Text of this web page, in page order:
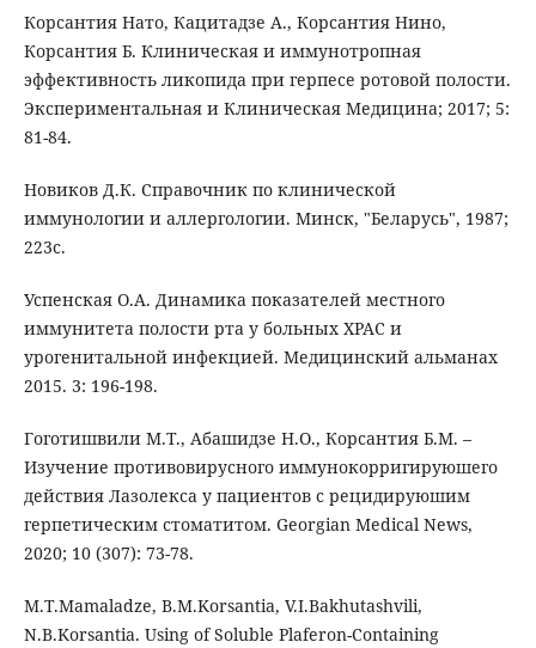
Корсантия Нато, Кацитадзе А., Корсантия Нино,
Корсантия Б. Клиническая и иммунотропная
эффективность ликопида при герпесе ротовой полости.
Экспериментальная и Клиническая Медицина; 2017; 5:
81-84.
Новиков Д.К. Справочник по клинической
иммунологии и аллергологии. Минск, "Беларусь", 1987;
223с.
Успенская О.А. Динамика показателей местного
иммунитета полости рта у больных ХРАС и
урогенитальной инфекцией. Медицинский альманах
2015. 3: 196-198.
Гоготишвили М.Т., Абашидзе Н.О., Корсантия Б.М. –
Изучение противовирусного иммунокорригируюшего
действия Лазолекса у пациентов с рецидируюшим
герпетическим стоматитом. Georgian Medical News,
2020; 10 (307): 73-78.
M.T.Mamaladze, B.M.Korsantia, V.I.Bakhutashvili,
N.B.Korsantia. Using of Soluble Plaferon-Containing